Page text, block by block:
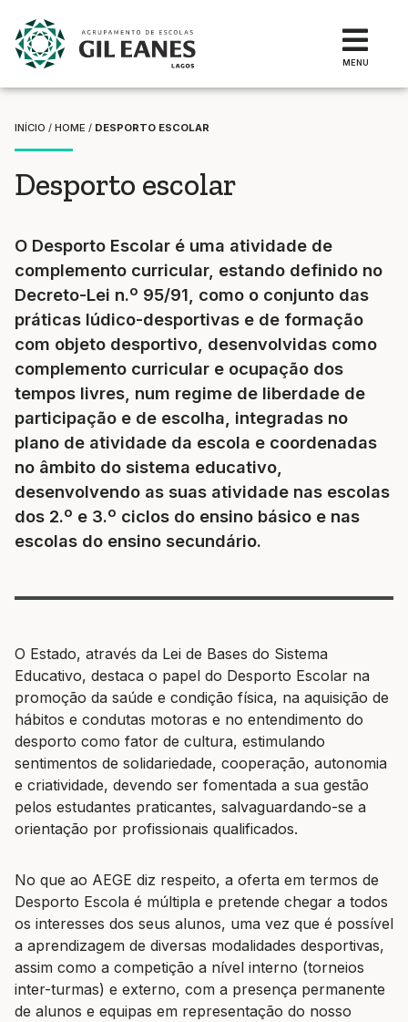
MENU
INÍCIO / HOME / DESPORTO ESCOLAR
Desporto escolar
O Desporto Escolar é uma atividade de
complemento curricular, estando definido no
Decreto-Lei n.º 95/91, como o conjunto das
práticas lúdico-desportivas e de formação
com objeto desportivo, desenvolvidas como
complemento curricular e ocupação dos
tempos livres, num regime de liberdade de
participação e de escolha, integradas no
plano de atividade da escola e coordenadas
no âmbito do sistema educativo,
desenvolvendo as suas atividade nas escolas
dos 2.º e 3.º ciclos do ensino básico e nas
escolas do ensino secundário.
O Estado, através da Lei de Bases do Sistema
Educativo, destaca o papel do Desporto Escolar na
promoção da saúde e condição física, na aquisição de
hábitos e condutas motoras e no entendimento do
desporto como fator de cultura, estimulando
sentimentos de solidariedade, cooperação, autonomia
e criatividade, devendo ser fomentada a sua gestão
pelos estudantes praticantes, salvaguardando-se a
orientação por profissionais qualificados.
No que ao AEGE diz respeito, a oferta em termos de
Desporto Escola é múltipla e pretende chegar a todos
os interesses dos seus alunos, uma vez que é possível
a aprendizagem de diversas modalidades desportivas,
assim como a competição a nível interno (torneios
inter-turmas) e externo, com a presença permanente
de alunos e equipas em representação do nosso